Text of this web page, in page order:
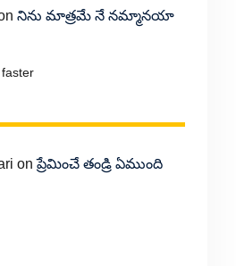
నిను మాత్రమే నే నమ్మానయా
onప్రేమించే తండ్రి ఏముంది